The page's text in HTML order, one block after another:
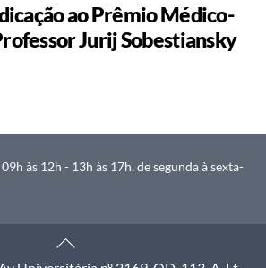
ao Prêmio Médico-
Jurij Sobestiansky
às 12h - 13h às 17h, de segunda à sexta-
Back